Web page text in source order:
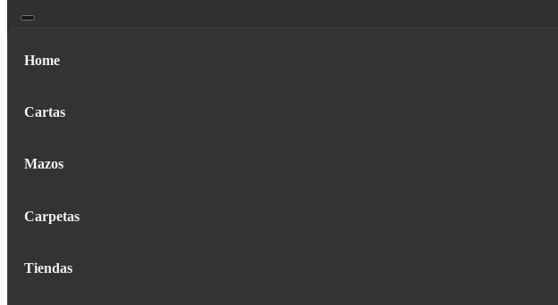
Home
Cartas
Mazos
Carpetas
Tiendas